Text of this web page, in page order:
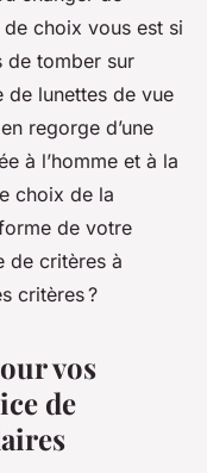
choix vous est si
de tomber sur
de lunettes de vue
regorge d’une
à l’homme et à la
choix de la
de votre
de critères à
critères ?
vos
de